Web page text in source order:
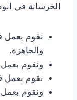
الخرسانة في
نقوم بعمل
والجاهزة.
ونقوم
نقوم بعمل
ونقوم